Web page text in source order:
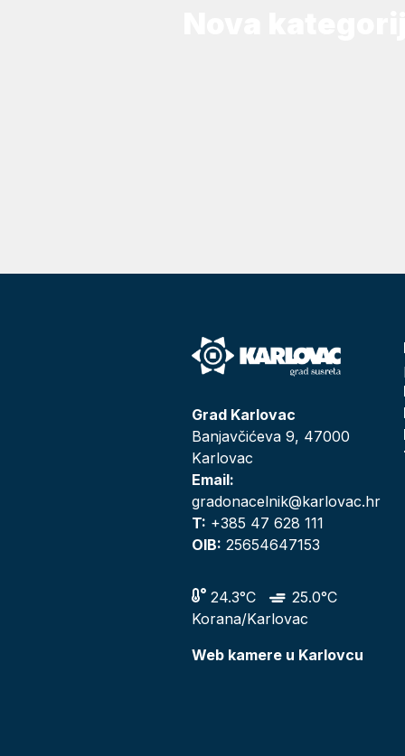
Grad Karlovac
Banjavčićeva 9, 47000
Karlovac
Email:
gradonacelnik@karlovac.hr
T: +385 47 628 111
OIB: 25654647153
24.3°C
25.0°C
Korana/Karlovac
Web kamere u Karlovcu